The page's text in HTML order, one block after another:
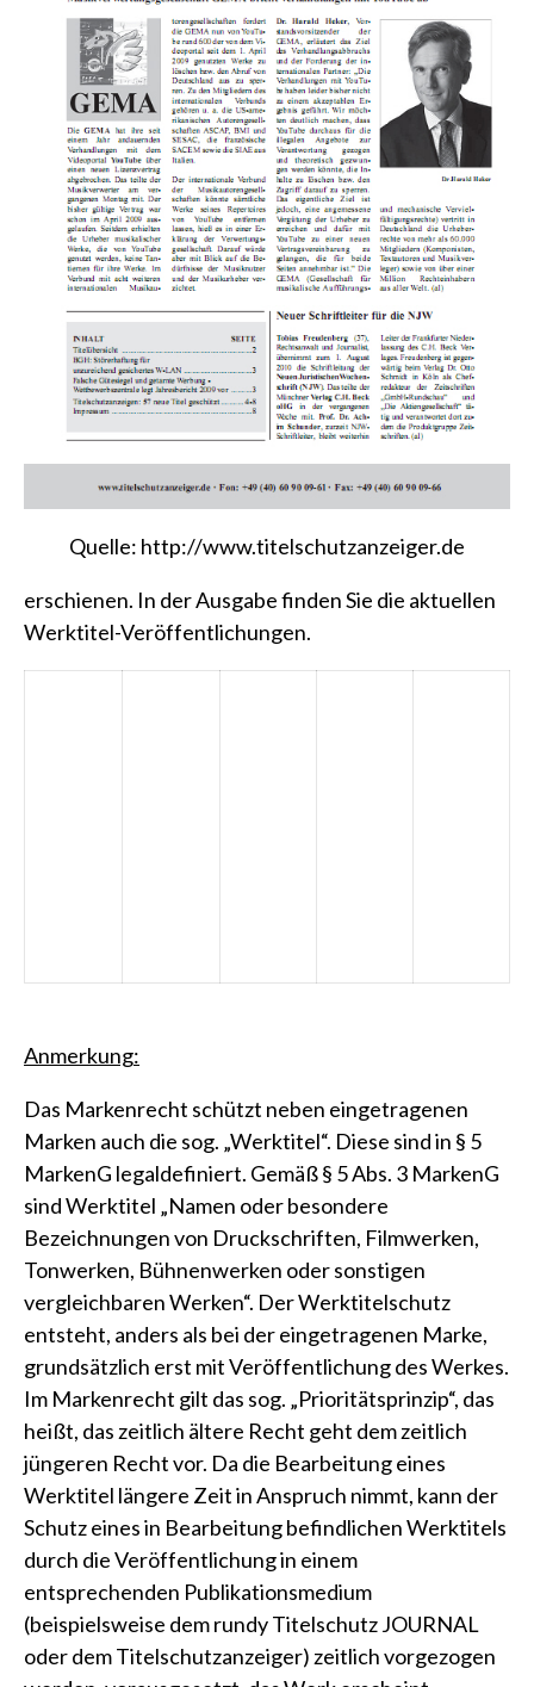
Quelle: http://www.titelschutzanzeiger.de
erschienen. In der Ausgabe finden Sie die aktuellen
Werktitel-Veröffentlichungen.
Anmerkung:
Das Markenrecht schützt neben eingetragenen
Marken auch die sog. „Werktitel“. Diese sind in § 5
MarkenG legaldefiniert. Gemäß § 5 Abs. 3 MarkenG
sind Werktitel „Namen oder besondere
Bezeichnungen von Druckschriften, Filmwerken,
Tonwerken, Bühnenwerken oder sonstigen
vergleichbaren Werken“. Der Werktitelschutz
entsteht, anders als bei der eingetragenen Marke,
grundsätzlich erst mit Veröffentlichung des Werkes.
Im Markenrecht gilt das sog. „Prioritätsprinzip“, das
heißt, das zeitlich ältere Recht geht dem zeitlich
jüngeren Recht vor. Da die Bearbeitung eines
Werktitel längere Zeit in Anspruch nimmt, kann der
Schutz eines in Bearbeitung befindlichen Werktitels
durch die Veröffentlichung in einem
entsprechenden Publikationsmedium
(beispielsweise demrundy Titelschutz JOURNAL
oder demTitelschutzanzeiger) zeitlich vorgezogen